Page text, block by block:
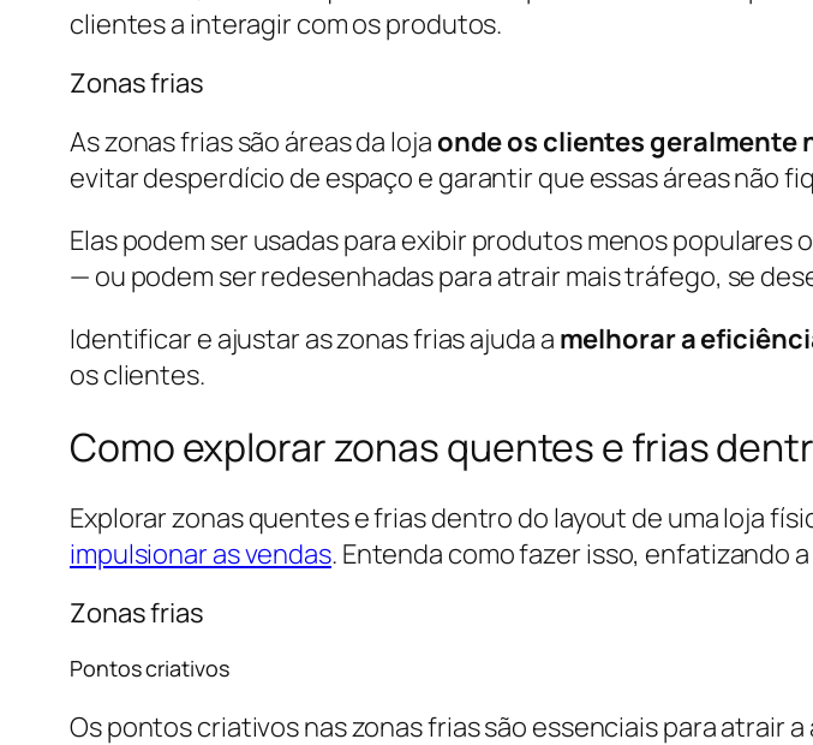
clientes a interagir com os produtos.
Zonas frias
As zonas frias são áreas da loja onde os clientes geralmente
evitar desperdício de espaço e garantir que essas áreas não
Elas podem ser usadas para exibir produtos menos
— ou podem ser redesenhadas para atrair mais tráfego, se
Identificar e ajustar as zonas frias ajuda a melhorar a
os clientes.
Como explorar zonas quentes e frias
Explorar zonas quentes e frias dentro do layout de uma loja
impulsionar as vendas. Entenda como fazer isso, enfatizando
Zonas frias
Pontos criativos
Os pontos criativos nas zonas frias são essenciais para atrair